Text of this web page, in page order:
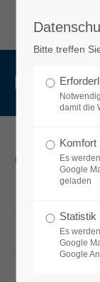
Öffnungszeiten
Bitte treffen
damit die
Komfort
Es
Google
geladen
Statistik
Es
Google
Google